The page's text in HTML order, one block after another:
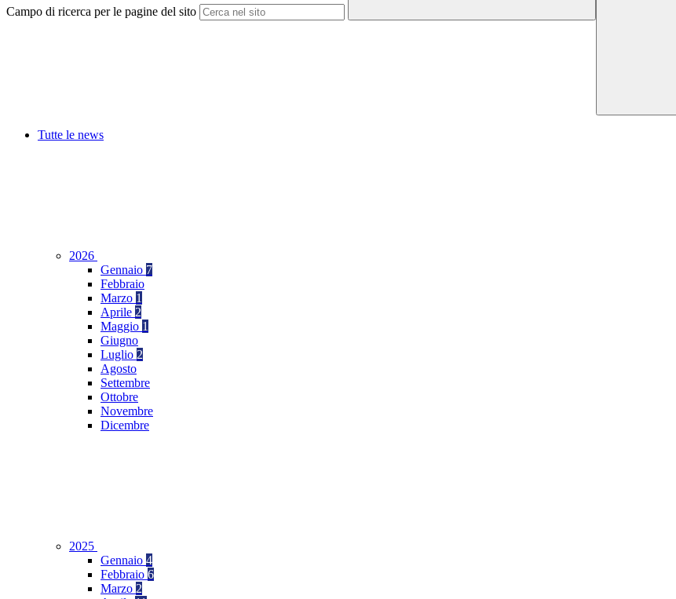
Campo di ricerca per le pagine del sito
Tutte le news
2026
Gennaio 7
Febbraio
Marzo 1
Aprile 2
Maggio 1
Giugno
Luglio 2
Agosto
Settembre
Ottobre
Novembre
Dicembre
2025
Gennaio 4
Febbraio 6
Marzo 2